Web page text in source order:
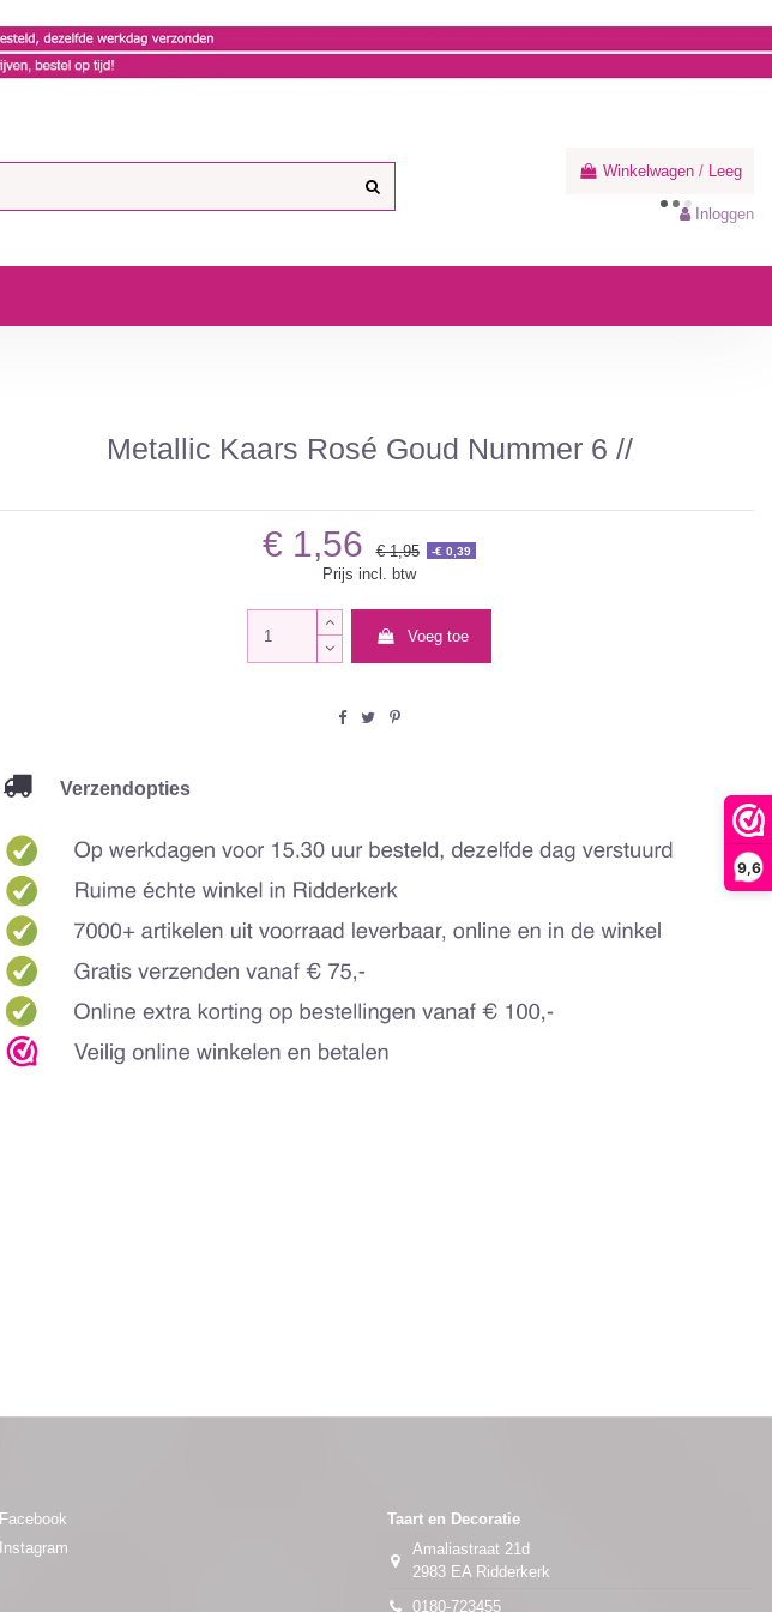
9,6
Winkelwagen / Leeg
Inloggen
Metallic Kaars Rosé Goud Nummer 6 //
€ 1,56 € 1,95 -€ 0,39
Prijs incl. btw
Voeg toe
Verzendopties
Facebook
Instagram
Taart en Decoratie
Amaliastraat 21d
2983 EA Ridderkerk
0180-723455